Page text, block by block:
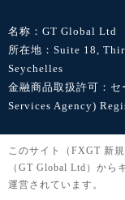
名称：GT Global Ltd
所在地：Suite 18,
Seychelles
金融商品取扱許可：
Services Agency)
このサイト（FXGT 新
（GT Global Ltd）から
運営されています。